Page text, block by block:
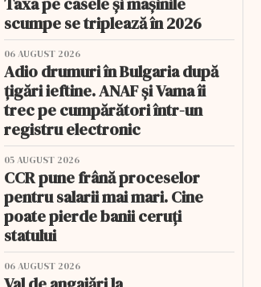
scumpe se triplează în 2026
06 AUGUST 2026
Adio drumuri în Bulgaria după
țigări ieftine. ANAF și Vama îi
trec pe cumpărători într-un
registru electronic
05 AUGUST 2026
CCR pune frână proceselor
pentru salarii mai mari. Cine
poate pierde banii ceruți
statului
06 AUGUST 2026